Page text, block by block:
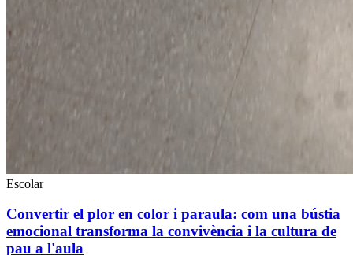
Escolar
Convertir el plor en color i paraula: com una bústia
emocional transforma la convivència i la cultura de
pau a l'aula